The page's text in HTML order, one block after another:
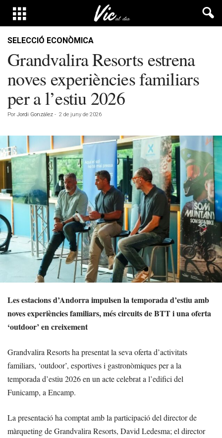
SELECCIÓ ECONÒMICA
Grandvalira Resorts estrena
noves experiències familiars
per a l’estiu 2026
Por Jordi González - 2 de juny de 2026
Les estacions d’Andorra impulsen la temporada d’estiu amb
noves experiències familiars, més circuits de BTT i una oferta
‘outdoor’ en creixement
Grandvalira Resorts ha presentat la seva oferta d’activitats
familiars, ‘outdoor’, esportives i gastronòmiques per a la
temporada d’estiu 2026 en un acte celebrat a l’edifici del
Funicamp, a Encamp.
La presentació ha comptat amb la participació del director de
màrqueting de Grandvalira Resorts, David Ledesma; el director